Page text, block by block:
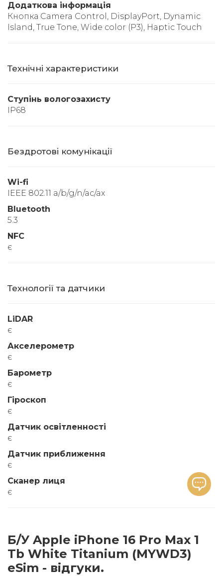
Додаткова інформація
Кнопка Camera Control, DisplayPort, Dynamic
Island, True Tone, Wide color (P3), Haptic Touch
Технічні характеристики
Ступінь вологозахисту
IP68
Бездротові комунікації
Wi-fi
IEEE 802.11 a/b/g/n/ac/ax
Bluetooth
5.3
NFC
є
Технології та датчики
LiDAR
є
Акселерометр
є
Барометр
є
Гіроскоп
є
Датчик освітленності
є
Датчик приближення
є
Сканер лиця
є
Б/У Apple iPhone 16 Pro Max 1
Tb White Titanium (MYWD3)
eSim - відгуки.